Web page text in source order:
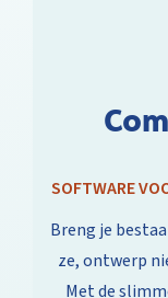
SOFTWARE
Breng je
ze, ontwerp
Met de